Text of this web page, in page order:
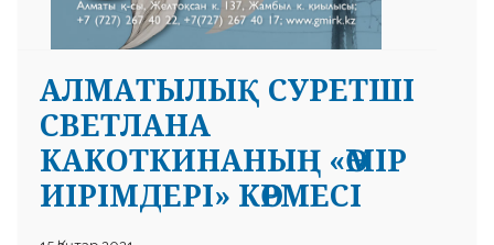
АЛМАТЫЛЫҚ СУРЕТШІ
СВЕТЛАНА
КАКОТКИНАНЫҢ «ӨМІР
ИІРІМДЕРІ» КӨРМЕСІ